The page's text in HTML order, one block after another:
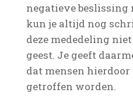
negatieve beslissing
kun je altijd nog
deze mededeling
geest. Je geeft
dat mensen hierdoor
getroffen worden.